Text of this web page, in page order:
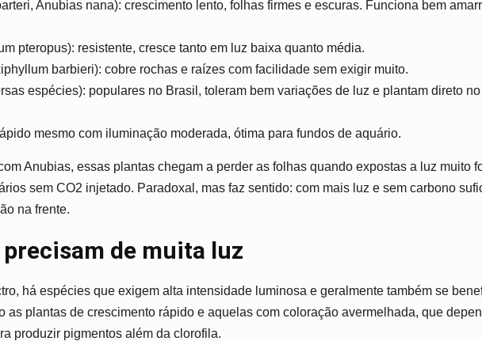
Anubias nana): crescimento lento, folhas firmes e escuras. Funciona bem
pteropus): resistente, cresce tanto em luz baixa quanto média.
barbieri): cobre rochas e raízes com facilidade sem exigir muito.
espécies): populares no Brasil, toleram bem variações de luz e plantam direto no
mesmo com iluminação moderada, ótima para fundos de aquário.
Anubias, essas plantas chegam a perder as folhas quando expostas a luz muito
sem CO2 injetado. Paradoxal, mas faz sentido: com mais luz e sem carbono
na frente.
de muita luz
há espécies que exigem alta intensidade luminosa e geralmente também se
as plantas de crescimento rápido e aquelas com coloração avermelhada, que
produzir pigmentos além da clorofila.